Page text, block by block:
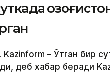
Kazinform – Ўтган бир
деб хабар беради